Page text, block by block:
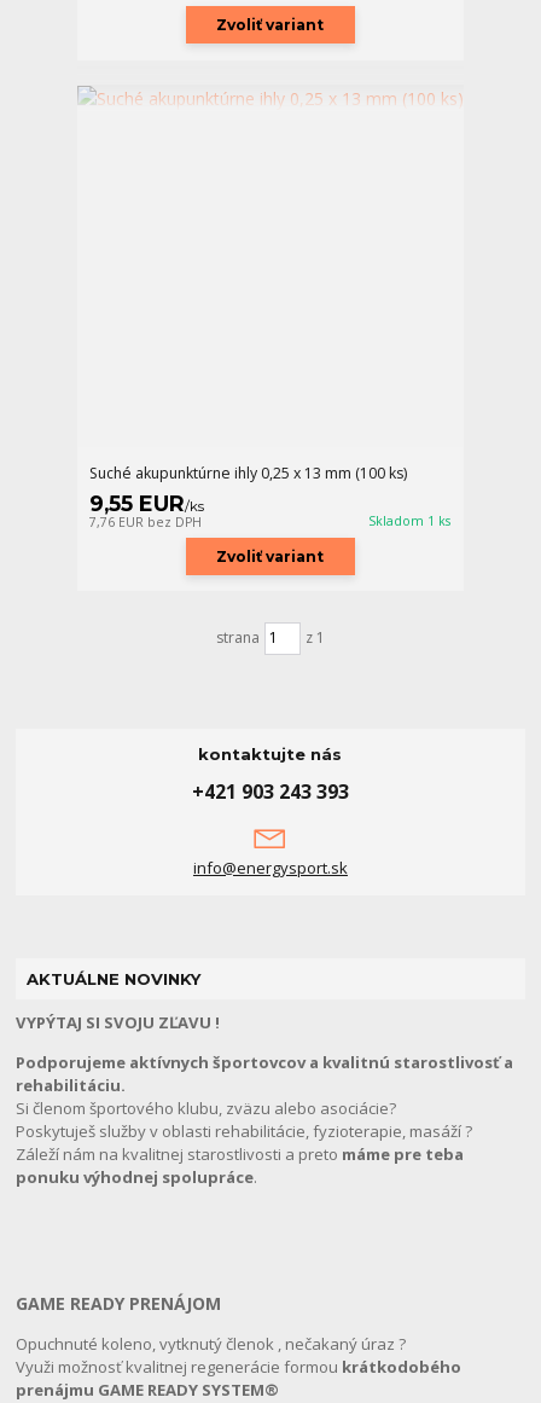
Zvoliť variant
Suché akupunktúrne ihly 0,25 x 13 mm (100 ks)
9,55 EUR/ks
7,76 EUR bez DPH Skladom 1 ks
Zvoliť variant
strana z 1
kontaktujte nás
+421 903 243 393
info@energysport.sk
AKTUÁLNE NOVINKY
VYPÝTAJ SI SVOJU ZĽAVU !
Podporujeme aktívnych športovcov a kvalitnú starostlivosť a
rehabilitáciu.
Si členom športového klubu, zväzu alebo asociácie?
Poskytuješ služby v oblasti rehabilitácie, fyzioterapie, masáží ?
Záleží nám na kvalitnej starostlivosti a preto máme pre teba
ponuku výhodnej spolupráce.
GAME READY PRENÁJOM
Opuchnuté koleno, vytknutý členok , nečakaný úraz ?
Využi možnosť kvalitnej regenerácie formou krátkodobého
prenájmu GAME READY SYSTEM®️